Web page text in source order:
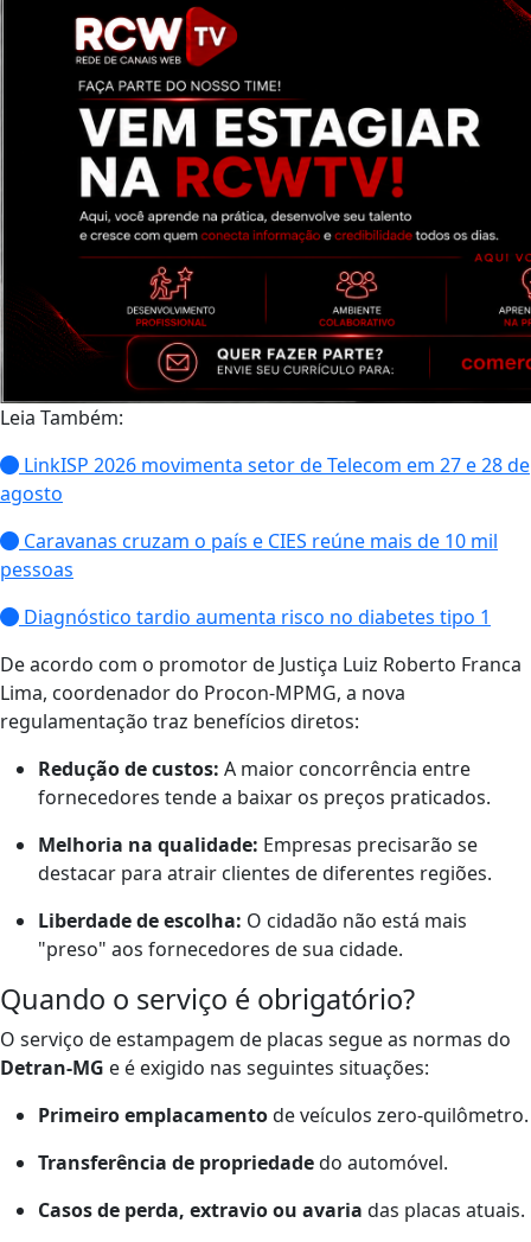
Leia Também:
LinkISP 2026 movimenta setor de Telecom em 27 e 28 de
agosto
Caravanas cruzam o país e CIES reúne mais de 10 mil
pessoas
Diagnóstico tardio aumenta risco no diabetes tipo 1
De acordo com o promotor de Justiça Luiz Roberto Franca
Lima, coordenador do Procon-MPMG, a nova
regulamentação traz benefícios diretos:
Redução de custos: A maior concorrência entre
fornecedores tende a baixar os preços praticados.
Melhoria na qualidade: Empresas precisarão se
destacar para atrair clientes de diferentes regiões.
Liberdade de escolha: O cidadão não está mais
"preso" aos fornecedores de sua cidade.
Quando o serviço é obrigatório?
O serviço de estampagem de placas segue as normas do
Detran-MG e é exigido nas seguintes situações:
Primeiro emplacamentode veículos zero-quilômetro.
Transferência de propriedadedo automóvel.
Casos de perda, extravio ou avaria das placas atuais.